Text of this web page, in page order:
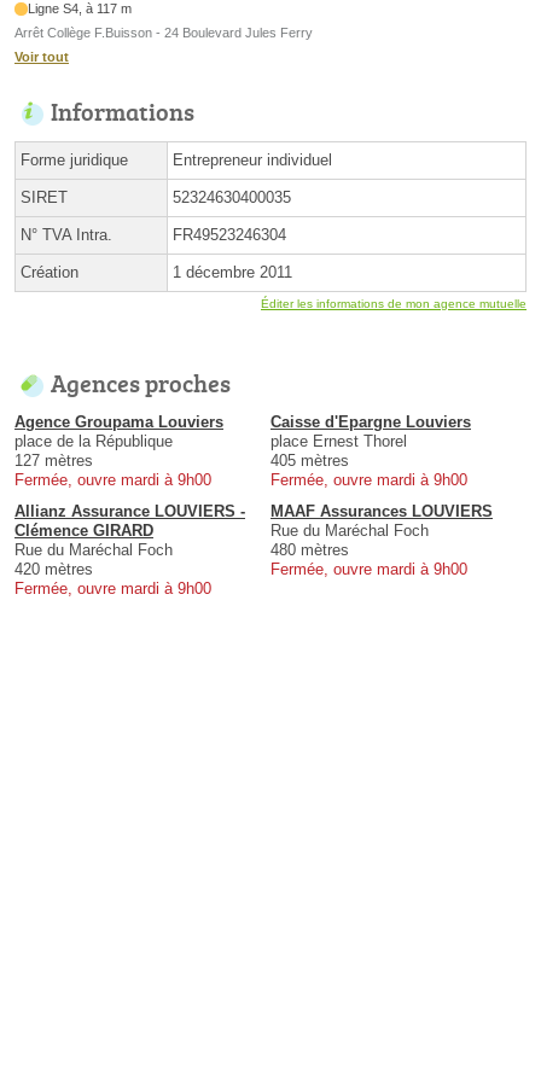
Ligne S4, à 117 m
Arrêt Collège F.Buisson - 24 Boulevard Jules Ferry
Voir tout
Informations
Forme juridique Entrepreneur individuel
SIRET 52324630400035
N° TVA Intra. FR49523246304
Création 1 décembre 2011
Éditer les informations de mon agence mutuelle
Agences proches
Agence Groupama Louviers
place de la République
127 mètres
Fermée, ouvre mardi à 9h00
Caisse d'Epargne Louviers
place Ernest Thorel
405 mètres
Fermée, ouvre mardi à 9h00
Allianz Assurance LOUVIERS -
Clémence GIRARD
Rue du Maréchal Foch
420 mètres
Fermée, ouvre mardi à 9h00
MAAF Assurances LOUVIERS
Rue du Maréchal Foch
480 mètres
Fermée, ouvre mardi à 9h00